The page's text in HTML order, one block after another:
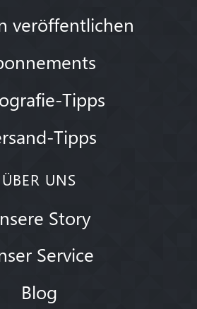
veröffentlichen
Tipps
Tipps
ÜBER UNS
Story
Service
Blog